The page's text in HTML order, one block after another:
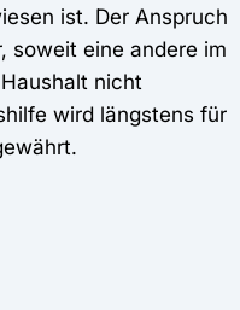
ist. Der Anspruch
soweit eine andere im
nicht
wird längstens für